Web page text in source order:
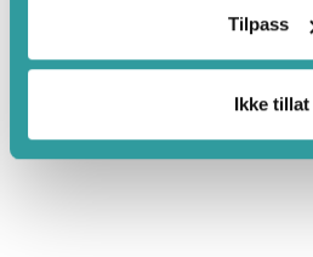
Tilpass
Ikke tillat